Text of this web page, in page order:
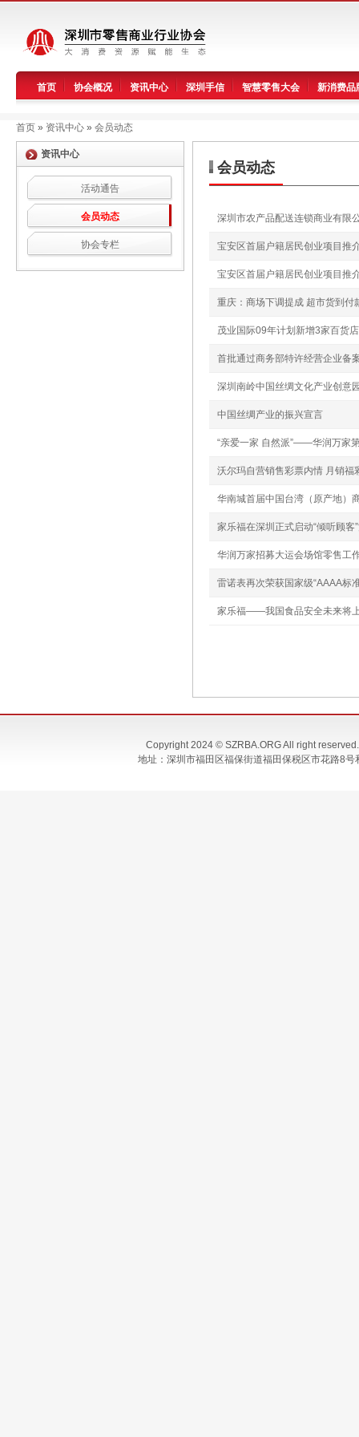
首页 协会概况 资讯中心 深圳手信 智慧零售大会 新消费品
首页 » 资讯中心 » 会员动态
资讯中心
活动通告
会员动态
协会专栏
会员动态
深圳市农产品配送连锁商业有限
宝安区首届户籍居民创业项目推
宝安区首届户籍居民创业项目推
重庆：商场下调提成 超市货到付
茂业国际09年计划新增3家百货店
首批通过商务部特许经营企业备
深圳南岭中国丝绸文化产业创意
中国丝绸产业的振兴宣言
“亲爱一家 自然派”——华润万家
沃尔玛自营销售彩票内情 月销福
华南城首届中国台湾（原产地）
家乐福在深圳正式启动“倾听顾客
华润万家招募大运会场馆零售工
雷诺表再次荣获国家级“AAAA标
家乐福——我国食品安全未来将
Copyright 2024 © SZRBA.ORG All right
地址：深圳市福田区福保街道福田保税区市花路8